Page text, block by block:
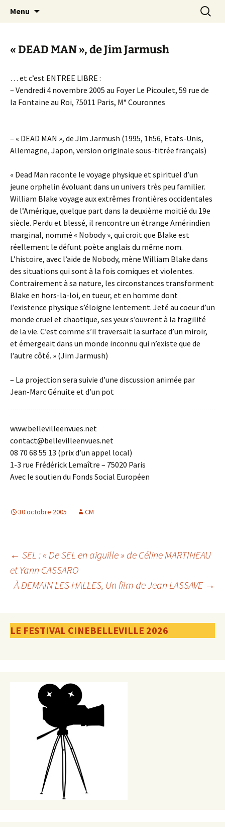
Canal Marches
Menu
« DEAD MAN », de Jim Jarmush
… et c’est ENTREE LIBRE :
– Vendredi 4 novembre 2005 au Foyer Le Picoulet, 59 rue de
la Fontaine au Roi, 75011 Paris, M° Couronnes
– « DEAD MAN », de Jim Jarmush (1995, 1h56, Etats-Unis,
Allemagne, Japon, version originale sous-titrée français)
« Dead Man raconte le voyage physique et spirituel d’un
jeune orphelin évoluant dans un univers très peu familier.
William Blake voyage aux extrêmes frontières occidentales
de l’Amérique, quelque part dans la deuxième moitié du 19e
siècle. Perdu et blessé, il rencontre un étrange Amérindien
marginal, nommé « Nobody », qui croit que Blake est
réellement le défunt poète anglais du même nom.
L’histoire, avec l’aide de Nobody, mène William Blake dans
des situations qui sont à la fois comiques et violentes.
Contrairement à sa nature, les circonstances transforment
Blake en hors-la-loi, en tueur, et en homme dont
l’existence physique s’éloigne lentement. Jeté au coeur d’un
monde cruel et chaotique, ses yeux s’ouvrent à la fragilité
de la vie. C’est comme s’il traversait la surface d’un miroir,
et émergeait dans un monde inconnu qui n’existe que de
l’autre côté. » (Jim Jarmush)
– La projection sera suivie d’une discussion animée par
Jean-Marc Génuite et d’un pot
www.bellevilleenvues.net
contact@bellevilleenvues.net
08 70 68 55 13 (prix d’un appel local)
1-3 rue Frédérick Lemaître – 75020 Paris
Avec le soutien du Fonds Social Européen
30 octobre 2005 CM
Navigation
des
articles
← SEL : « De SEL en aiguille » de Céline MARTINEAU
et Yann CASSARO
À DEMAIN LES HALLES, Un film de Jean LASSAVE →
LE FESTIVAL CINEBELLEVILLE 2026